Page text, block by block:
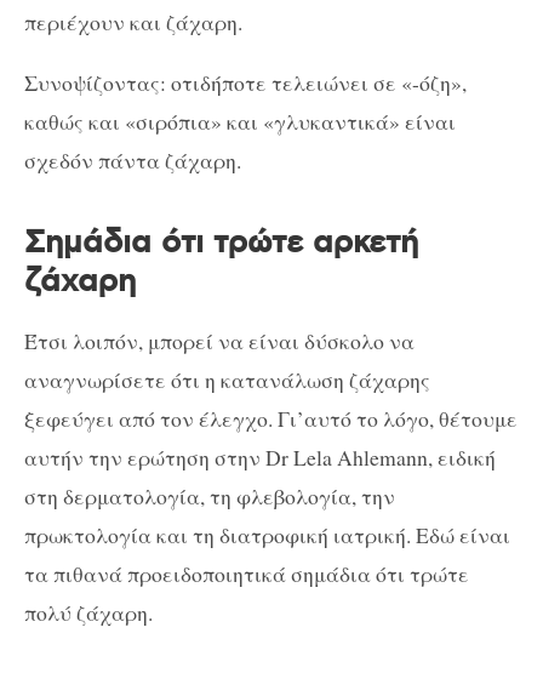
περιέχουν και ζάχαρη.
Συνοψίζοντας: οτιδήποτε τελειώνει σε «-όζη»,
καθώς και «σιρόπια» και «γλυκαντικά» είναι
σχεδόν πάντα ζάχαρη.
Σημάδια ότι τρώτε αρκετή
ζάχαρη
Έτσι λοιπόν, μπορεί να είναι δύσκολο να
αναγνωρίσετε ότι η κατανάλωση ζάχαρης
ξεφεύγει από τον έλεγχο. Γι’αυτό το λόγο, θέτουμε
αυτήν την ερώτηση στην Dr Lela Ahlemann, ειδική
στη δερματολογία, τη φλεβολογία, την
πρωκτολογία και τη διατροφική ιατρική. Εδώ είναι
τα πιθανά προειδοποιητικά σημάδια ότι τρώτε
πολύ ζάχαρη.